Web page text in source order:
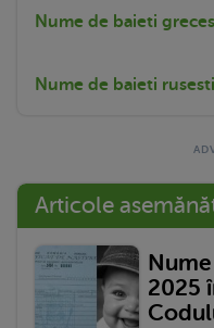
Nume de baieti
Nume de baieti rusesti
Articole
2025